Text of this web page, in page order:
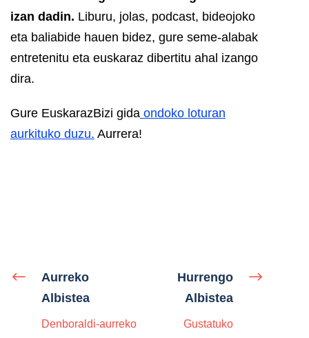
izan dadin. Liburu, jolas, podcast, bideojoko
eta baliabide hauen bidez, gure seme-alabak
entretenitu eta euskaraz dibertitu ahal izango
dira.
Gure EuskarazBizi gida ondoko loturan
aurkituko duzu. Aurrera!
Aurreko
Albistea
Denboraldi-aurreko
Hurrengo
Albistea
Gustatuko